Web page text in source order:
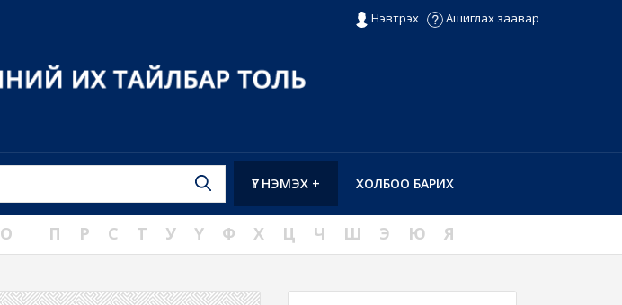
Нэвтрэх Ашиглах заавар
ХОЛБОО БАРИХ
ҮГ НЭМЭХ +
О П Р С Т У Ү Ф Х Ц Ч Ш Э Ю Я